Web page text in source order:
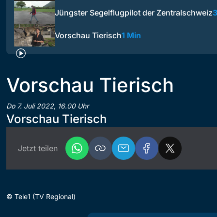
Jüngster Segelflugpilot der Zentralschweiz
Vorschau Tierisch1 Min
Vorschau Tierisch
Do 7. Juli 2022, 16.00 Uhr
Vorschau Tierisch
Jetzt teilen
© Tele1 (TV Regional)